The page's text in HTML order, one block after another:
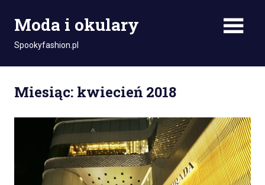
Moda i okulary
Spookyfashion.pl
Miesiąc: kwiecień 2018